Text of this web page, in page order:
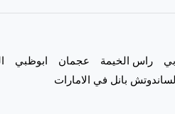
راس الخيمة عجمان ابوظبي
بانل في الامارات